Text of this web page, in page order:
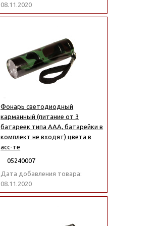
08.11.2020
Фонарь светодиодный
карманный (питание от 3
батареек типа ААА, батарейки в
комплект не входят) цвета в
асс-те
05240007
Дата добавления товара:
08.11.2020